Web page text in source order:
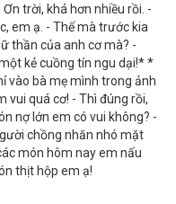
trời, khá hơn nhiều rồi. -
em ạ. - Thế mà trước kia
thần của anh cơ mà? -
kẻ cuồng tín ngu dại!* *
vào bà mẹ mình trong ảnh
vui quá cơ! - Thì đúng rồi,
nợ lớn em có vui không? -
chồng nhăn nhó mặt
món hôm nay em nấu
thịt hộp em ạ!